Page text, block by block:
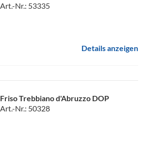
Art.-Nr.: 53335
Details anzeigen
Friso Trebbiano d'Abruzzo DOP
Art.-Nr.: 50328